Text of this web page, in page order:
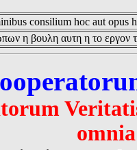
consilium hoc aut opus
η βουλη αυτη η το εργον